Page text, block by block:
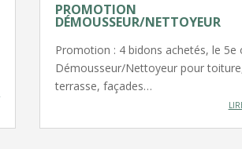
PROMOTION
DÉMOUSSEUR/NETTOYEUR
Promotion : 4 bidons achetés, le 5e
Démousseur/Nettoyeur pour
terrasse, façades…